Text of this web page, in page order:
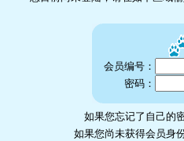
会员编号：
密码：
如果您忘记了自己的
如果您尚未获得会员身